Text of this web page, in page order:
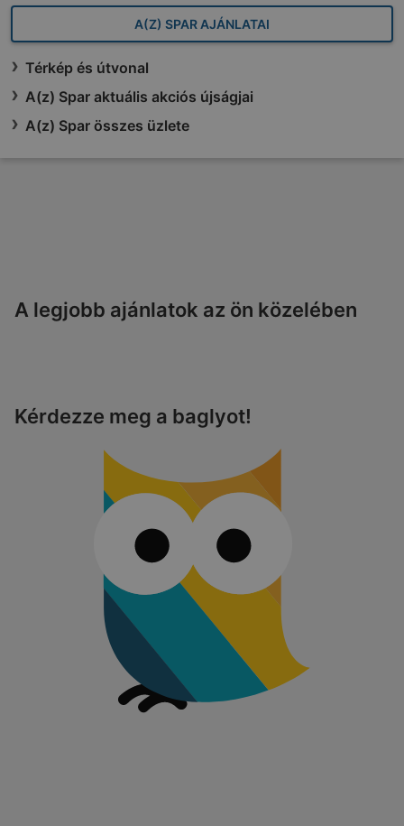
A(Z) SPAR AJÁNLATAI
Térkép és útvonal
A(z) Spar aktuális akciós újságjai
A(z) Spar összes üzlete
A legjobb ajánlatok az ön közelében
Kérdezze meg a baglyot!